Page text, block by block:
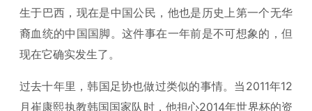
生于巴西，现在是中国公民，他也是历史上第一个无华
裔血统的中国国脚。这件事在一年前是不可想象的，但
现在它确实发生了。
过去十年里，韩国足协也做过类似的事情。当2011年12
月崔康熙执教韩国国家队时，他担心2014年世界杯的资